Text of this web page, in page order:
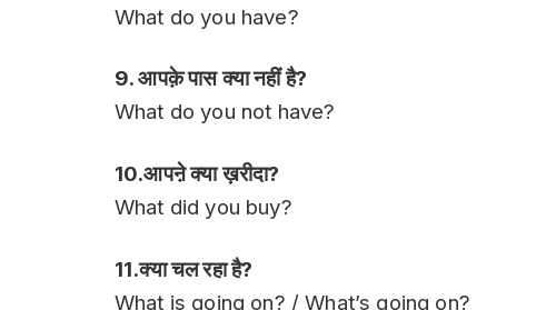
What do you have?
9. आपक़े पास क्या नहीं है?
What do you not have?
10.आपऩे क्या ख़रीदा?
What did you buy?
11.क्या चल रहा है?
What is going on? / What’s going on?